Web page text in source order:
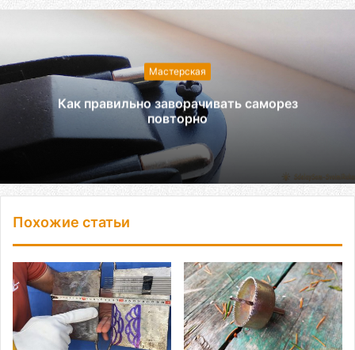
Мастерская
Как правильно заворачивать саморез
повторно
Похожие статьи